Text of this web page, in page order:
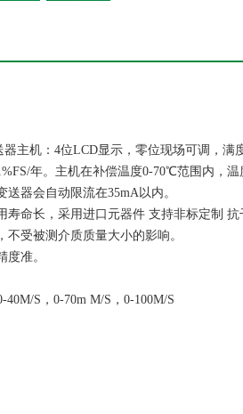
主机：4位LCD显示，零位现场可调，满
年。主机在补偿温度0-70℃范围内，温
器会自动限流在35mA以内。
命长，采用进口元器件 支持非标定制 抗
受被测介质质量大小的影响。
准。
S，0-70m M/S，0-100M/S